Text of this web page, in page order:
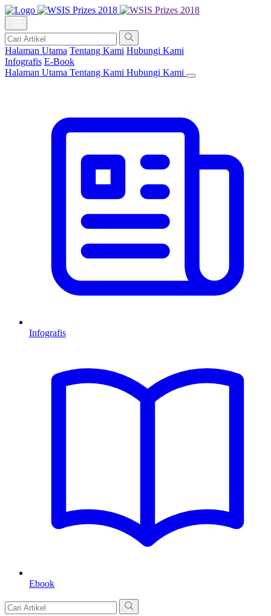
Halaman Utama Tentang Kami Hubungi Kami
Infografis E-Book
Halaman Utama Tentang Kami Hubungi Kami
Infografis
Ebook